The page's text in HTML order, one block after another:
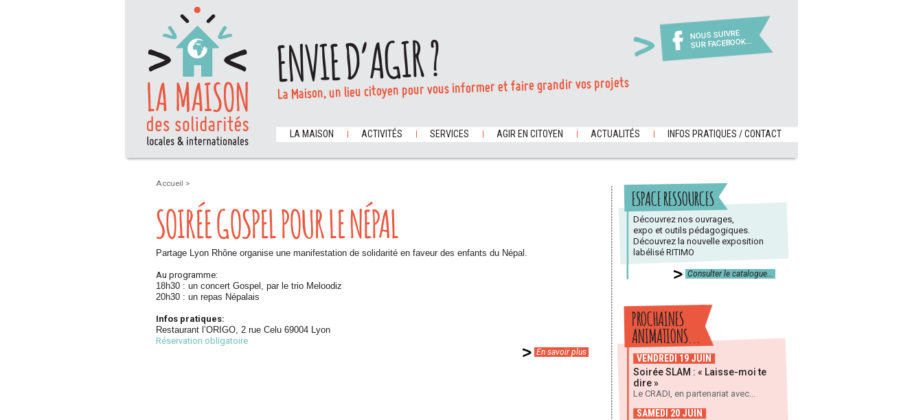
NOUS SUIVRE
SUR FACEBOOK...
ENVIE D’AGIR ?
La Maison, un lieu citoyen pour vous informer et faire grandir vos projets
LA MAISON ACTIVITÉS SERVICES AGIR EN CITOYEN ACTUALITÉS INFOS PRATIQUES / CONTACT
Accueil >
SOIRÉE GOSPEL POUR LE NÉPAL
Partage Lyon Rhône organise une manifestation de solidarité en faveur des enfants du Népal.
Au programme:
18h30 : un concert Gospel, par le trio Meloodiz
20h30 : un repas Népalais
Infos pratiques:
Restaurant l’ORIGO, 2 rue Celu 69004 Lyon
Réservation obligatoire
En savoir plus
ESPACE RESSOURCES
Découvrez nos ouvrages,
expo et outils pédagogiques.
Découvrez la nouvelle exposition
labélisé RITIMO
Consulter le catalogue...
PROCHAINES
ANIMATIONS...
VENDREDI 19 JUIN
Soirée SLAM : « Laisse-moi te
dire »
Le CRADI, en partenariat avec...
SAMEDI 20 JUIN